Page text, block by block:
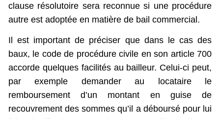
clause résolutoire sera reconnue si une procédure
autre est adoptée en matière de bail commercial.
Il est important de préciser que dans le cas des
baux, le code de procédure civile en son article 700
accorde quelques facilités au bailleur. Celui-ci peut,
par exemple demander au locataire le
remboursement d’un montant en guise de
recouvrement des sommes qu’il a déboursé pour lui